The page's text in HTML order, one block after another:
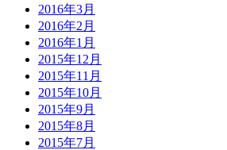
2016年3月
2016年2月
2016年1月
2015年12月
2015年11月
2015年10月
2015年9月
2015年8月
2015年7月